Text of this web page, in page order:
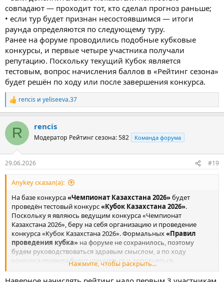
совпадают — проходит тот, кто сделал прогноз раньше;
• если тур будет признан несостоявшимся — итоги
раунда определяются по следующему туру.
Ранее на форуме проводились подобные кубковые
конкурсы, и первые четыре участника получали
репутацию. Поскольку текущий Кубок является
тестовым, вопрос начисления баллов в «Рейтинг сезона»
будет решён по ходу или после завершения конкурса.
Р
е
к
и
rencis и yeliseeva.37
R rencis
Модератор Рейтинг сезона: 582 Команда форума
29.06.2026 #19
Anykey сказал(а):
На базе конкурса«Чемпионат Казахстана 2026»будет
проведён тестовый конкурс«Кубок Казахстана 2026».
Поскольку я являюсь ведущим конкурса «Чемпионат
Казахстана 2026», беру на себя организацию и проведение
конкурса «Кубок Казахстана 2026». Формальных«Правил
проведения кубка» на форуме не сохранилось, поэтому
будем руководствоваться здравым смыслом, а по ходу
конкурса правила будут уточняться и дополняться.
Идея Кубка:в середине или второй половине сезона
участники уже занимают устойчивые позиции в итоговой
Нажмите, чтобы раскрыть...